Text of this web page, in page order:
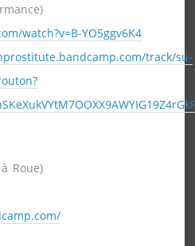
watch?v=B-YO5ggv6K4
track/su-
Roue)